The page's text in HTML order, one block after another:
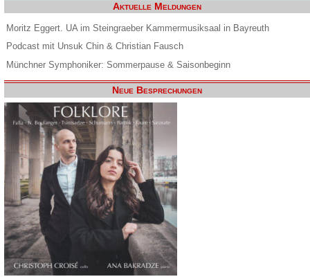
Aktuelle Meldungen
Moritz Eggert. UA im Steingraeber Kammermusiksaal in Bayreuth
Podcast mit Unsuk Chin & Christian Fausch
Münchner Symphoniker: Sommerpause & Saisonbeginn
Neue Besprechungen